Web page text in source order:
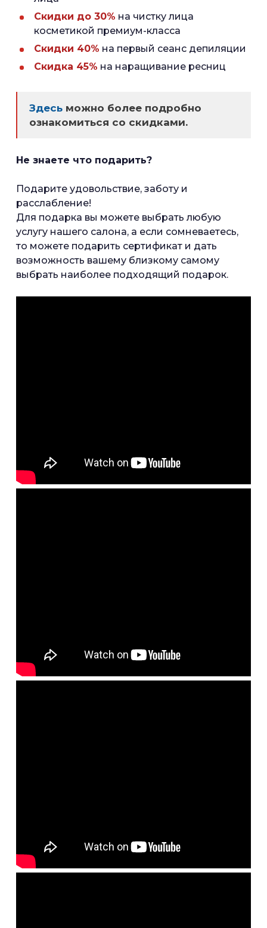
Скидки до 30% на чистку лица
косметикой премиум-класса
Скидки 40% на первый сеанс депиляции
Скидка 45% на наращивание ресниц
Здесь можно более подробно
ознакомиться со скидками.
Не знаете что подарить?
Подарите удовольствие, заботу и
расслабление!
Для подарка вы можете выбрать любую
услугу нашего салона, а если сомневаетесь,
то можете подарить сертификат и дать
возможность вашему близкому самому
выбрать наиболее подходящий подарок.